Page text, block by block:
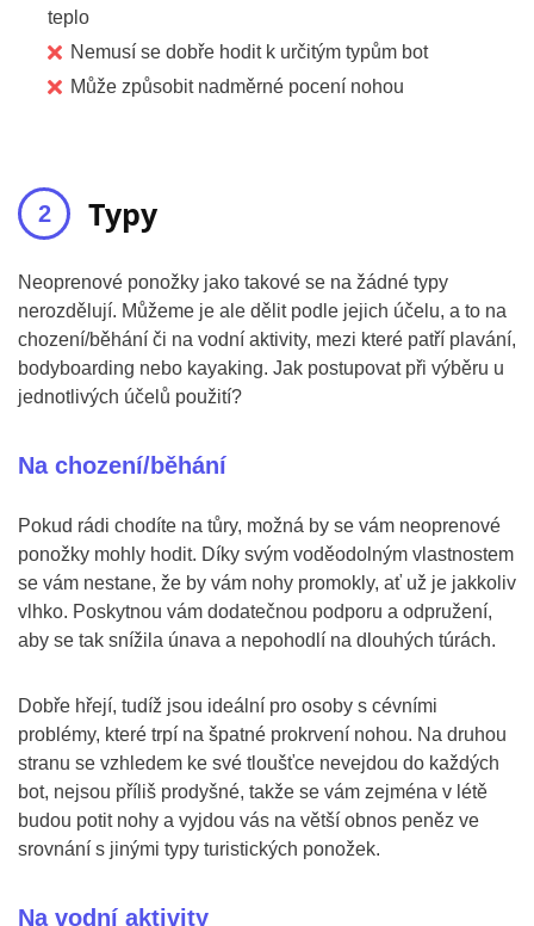
teplo
Nemusí se dobře hodit k určitým typům bot
Může způsobit nadměrné pocení nohou
Typy
Neoprenové ponožky jako takové se na žádné typy
nerozdělují. Můžeme je ale dělit podle jejich účelu, a to na
chození/běhání či na vodní aktivity, mezi které patří plavání,
bodyboarding nebo kayaking. Jak postupovat při výběru u
jednotlivých účelů použití?
Na chození/běhání
Pokud rádi chodíte na tůry, možná by se vám neoprenové
ponožky mohly hodit. Díky svým voděodolným vlastnostem
se vám nestane, že by vám nohy promokly, ať už je jakkoliv
vlhko. Poskytnou vám dodatečnou podporu a odpružení,
aby se tak snížila únava a nepohodlí na dlouhých túrách.
Dobře hřejí, tudíž jsou ideální pro osoby s cévními
problémy, které trpí na špatné prokrvení nohou. Na druhou
stranu se vzhledem ke své tloušťce nevejdou do každých
bot, nejsou příliš prodyšné, takže se vám zejména v létě
budou potit nohy a vyjdou vás na větší obnos peněz ve
srovnání s jinými typy turistických ponožek.
Na vodní aktivity